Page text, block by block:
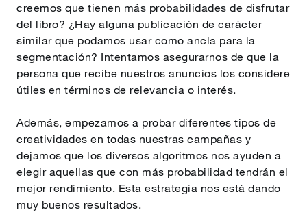
creemos que tienen más probabilidades de disfrutar
del libro? ¿Hay alguna publicación de carácter
similar que podamos usar como ancla para la
segmentación? Intentamos asegurarnos de que la
persona que recibe nuestros anuncios los considere
útiles en términos de relevancia o interés.
Además, empezamos a probar diferentes tipos de
creatividades en todas nuestras campañas y
dejamos que los diversos algoritmos nos ayuden a
elegir aquellas que con más probabilidad tendrán el
mejor rendimiento. Esta estrategia nos está dando
muy buenos resultados.